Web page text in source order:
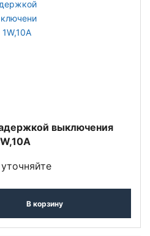
выключения
В корзину